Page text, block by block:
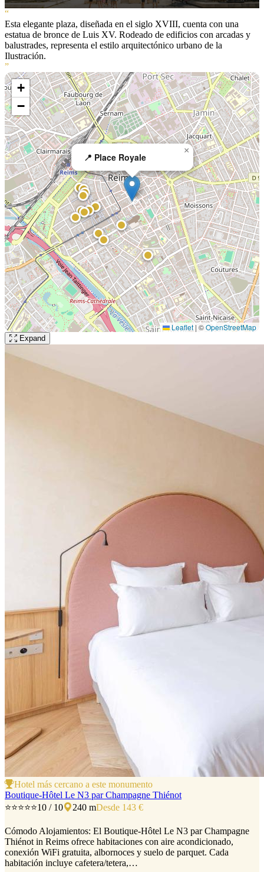
“
Esta elegante plaza, diseñada en el siglo XVIII, cuenta con una
estatua de bronce de Luis XV. Rodeado de edificios con arcadas y
balustrades, representa el estilo arquitectónico urbano de la
Ilustración.
”
📍 Place Royale
×
+
−
Leaflet | ©OpenStreetMap
Expand
Hotel más cercano a este monumento
Boutique-Hôtel Le N3 par Champagne Thiénot
⭐⭐⭐⭐⭐10 / 10 240 mDesde 143 €
Cómodo Alojamientos: El Boutique-Hôtel Le N3 par Champagne
Thiénot in Reims ofrece habitaciones con aire acondicionado,
conexión WiFi gratuita, albornoces y suelo de parquet. Cada
habitación incluye cafetera/tetera,…